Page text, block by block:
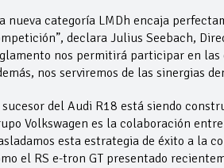
nueva categoría LMDh encaja
declara Julius Seebach,
nos permitirá participar en las
nos serviremos de las sinergias
sucesor del Audi R18 está siendo
Volkswagen es la colaboración
esta estrategia de éxito a la
el RS e-tron GT presentado